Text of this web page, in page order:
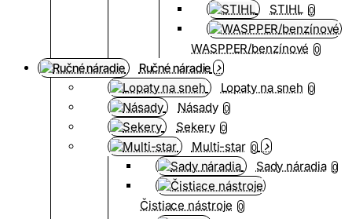
STIHL 0
WASPPER/benzínové 0
Ručné náradie
Lopaty na sneh 0
Násady 0
Sekery 0
Multi-star 0
Sady náradia 0
Čistiace nástroje 0